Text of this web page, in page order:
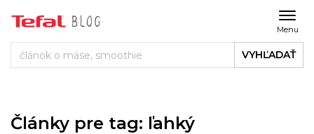
Menu
VYHĽADAŤ
Články pre tag: ľahký